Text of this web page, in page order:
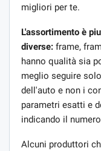
migliori per te.
L'assortimento è
diverse: frame,
hanno qualità sia
meglio seguire
dell'auto e non i
parametri esatti e
indicando il
Alcuni produttori